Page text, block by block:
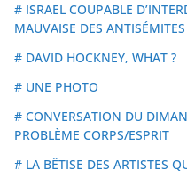
# ISRAEL COUPABLE
MAUVAISE DES ANTISÉMITES
# DAVID HOCKNEY, WHAT ?
# UNE PHOTO
# CONVERSATION DU
PROBLÈME CORPS/ESPRIT
# LA BÊTISE DES ARTISTES